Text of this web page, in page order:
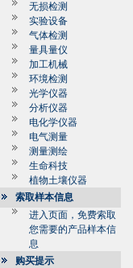
无损检测
实验设备
气体检测
量具量仪
加工机械
环境检测
光学仪器
分析仪器
电化学仪器
电气测量
测量测绘
生命科技
植物土壤仪器
索取样本信息
进入页面，免费索取
您需要的产品样本信
息
购买提示